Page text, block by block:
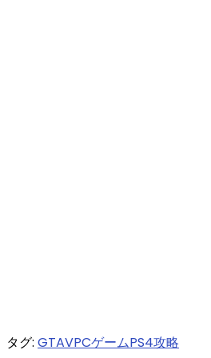
タグ: GTAVPCゲームPS4攻略